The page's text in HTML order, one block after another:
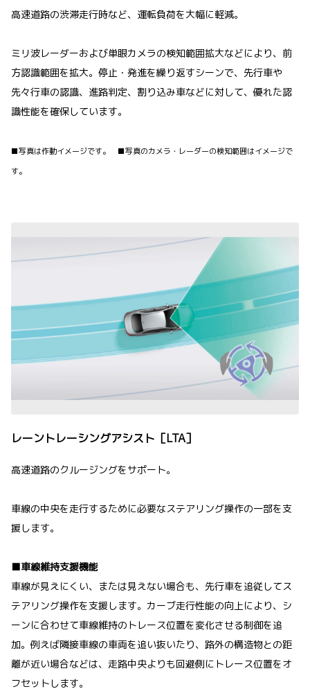
高速道路の渋滞走行時など、運転負荷を大幅に軽減。
ミリ波レーダーおよび単眼カメラの検知範囲拡大などにより、前
方認識範囲を拡大。停止・発進を繰り返すシーンで、先行車や
先々行車の認識、進路判定、割り込み車などに対して、優れた認
識性能を確保しています。
■写真は作動イメージです。 ■写真のカメラ・レーダーの検知範囲はイメージで
す。
レーントレーシングアシスト［LTA］
高速道路のクルージングをサポート。
車線の中央を走行するために必要なステアリング操作の一部を支
援します。
■車線維持支援機能
車線が見えにくい、または見えない場合も、先行車を追従してス
テアリング操作を支援します。カーブ走行性能の向上により、シ
ーンに合わせて車線維持のトレース位置を変化させる制御を追
加。例えば隣接車線の車両を追い抜いたり、路外の構造物との距
離が近い場合などは、走路中央よりも回避側にトレース位置をオ
フセットします。